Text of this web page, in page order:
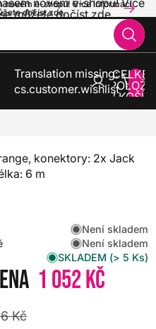
novém e-shopu! Více informací
dočíst zde.
novém e-shopu! Více
můžete dočíst zde.
Translation missing:
cs.customer.wishlist
V
0
konektory: 2x Jack
6 m
Není skladem
Není skladem
SKLADEM (> 5 Ks)
1 052 Kč
Kč